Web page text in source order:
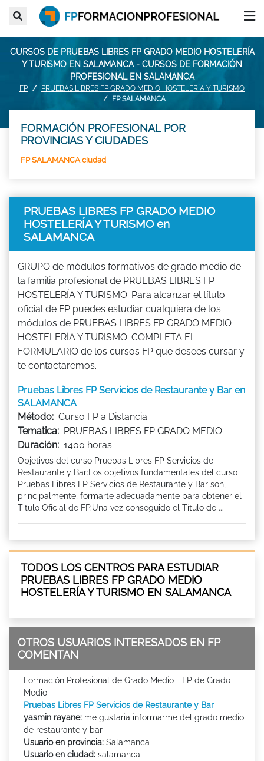
CURSOS DE PRUEBAS LIBRES FP GRADO MEDIO HOSTELERÍA
Y TURISMO EN SALAMANCA - CURSOS DE FORMACIÓN
PROFESIONAL EN SALAMANCA
FP
PRUEBAS LIBRES FP GRADO MEDIO HOSTELERÍA Y TURISMO
FP SALAMANCA
FORMACIÓN PROFESIONAL POR
PROVINCIAS Y CIUDADES
FP SALAMANCA ciudad
PRUEBAS LIBRES FP GRADO MEDIO
HOSTELERÍA Y TURISMO en
SALAMANCA
GRUPO de módulos formativos de grado medio de
la familia profesional de PRUEBAS LIBRES FP
HOSTELERÍA Y TURISMO. Para alcanzar el título
oficial de FP puedes estudiar cualquiera de los
módulos de PRUEBAS LIBRES FP GRADO MEDIO
HOSTELERÍA Y TURISMO. COMPLETA EL
FORMULARIO de los cursos FP que desees cursar y
te contactaremos.
Pruebas Libres FP Servicios de Restaurante y Bar en
SALAMANCA
Método: Curso FP a Distancia
Tematica: PRUEBAS LIBRES FP GRADO MEDIO
Duración: 1400 horas
Objetivos del curso Pruebas Libres FP Servicios de
Restaurante y Bar:Los objetivos fundamentales del curso
Pruebas Libres FP Servicios de Restaurante y Bar son,
principalmente, formarte adecuadamente para obtener el
Titulo Oficial de FP.Una vez conseguido el Título de ...
TODOS LOS CENTROS PARA ESTUDIAR
PRUEBAS LIBRES FP GRADO MEDIO
HOSTELERÍA Y TURISMO EN SALAMANCA
OTROS USUARIOS INTERESADOS EN FP
COMENTAN
Formación Profesional de Grado Medio - FP de Grado
Medio
Pruebas Libres FP Servicios de Restaurante y Bar
yasmin rayane: me gustaria informarme del grado medio
de restaurante y bar
Usuario en provincia: Salamanca
Usuario en ciudad: salamanca